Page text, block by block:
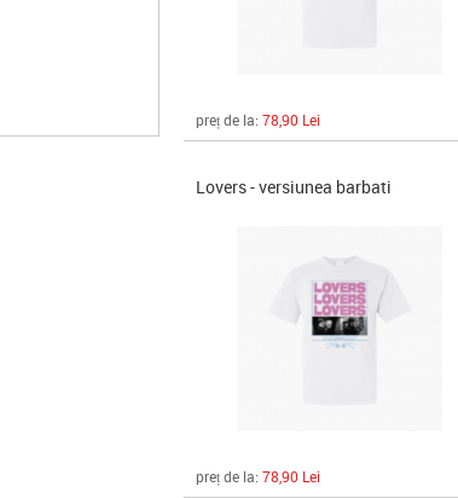
preț de la: 78,90 Lei
Lovers - versiunea barbati
preț de la: 78,90 Lei